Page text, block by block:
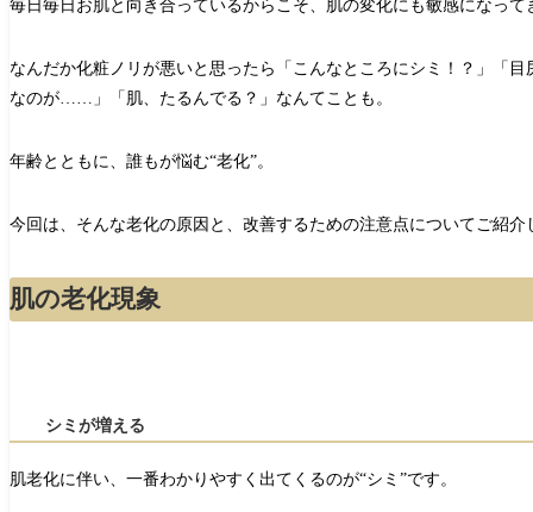
毎日毎日お肌と向き合っているからこそ、肌の変化にも敏感になって
なんだか化粧ノリが悪いと思ったら「こんなところにシミ！？」「目
なのが……」「肌、たるんでる？」なんてことも。
年齢とともに、誰もが悩む“老化”。
今回は、そんな老化の原因と、改善するための注意点についてご紹介
肌の老化現象
シミが増える
肌老化に伴い、一番わかりやすく出てくるのが“シミ”です。